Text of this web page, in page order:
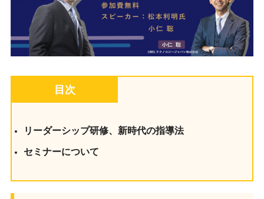
目次
リーダーシップ研修、新時代の指導法
セミナーについて